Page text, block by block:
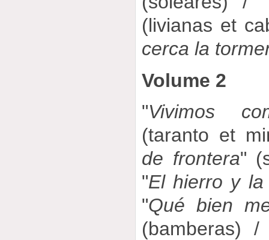
(livianas et
cerca la
Volume 2
"Vivimos
(taranto et
de frontera"
"El hierro y la
"Qué bien
(bamberas)